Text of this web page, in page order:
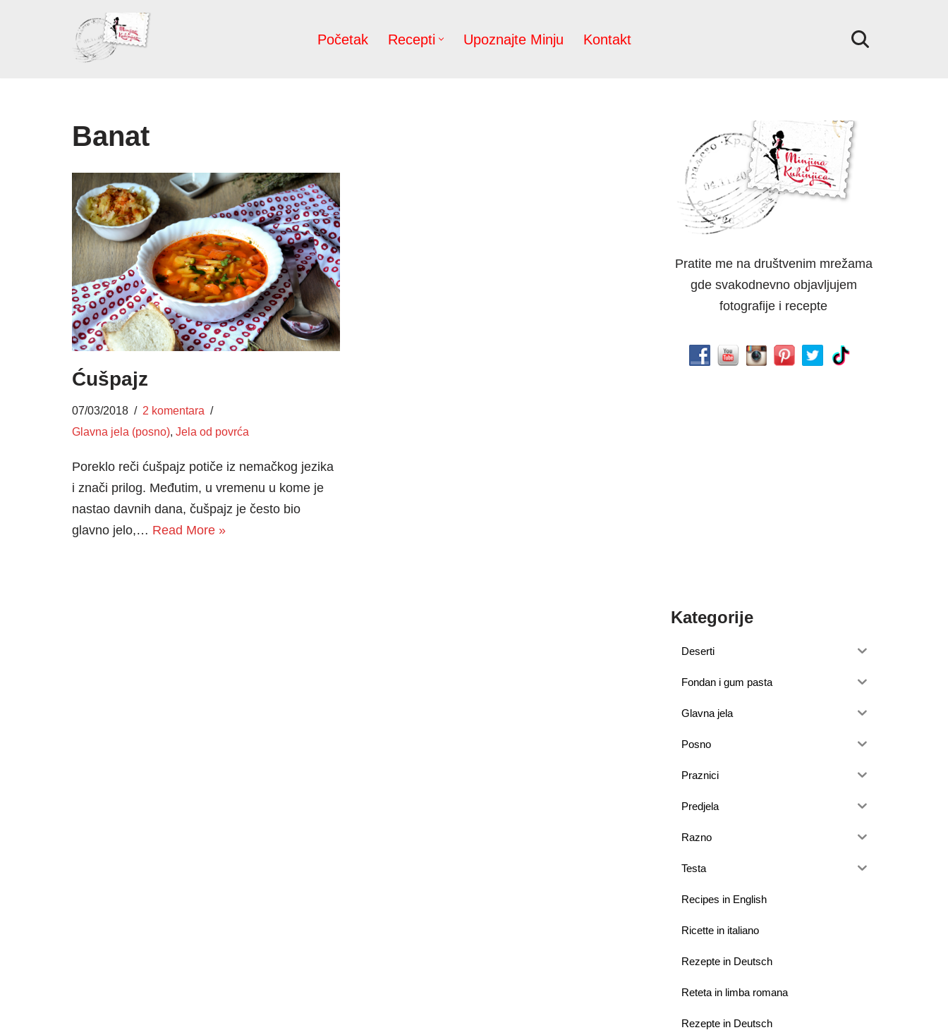
Početak Recepti Upoznajte Minju Kontakt
Banat
Ćušpajz
07/03/2018
2 komentara
Glavna jela (posno), Jela od povrća
Poreklo reči ćušpajz potiče iz nemačkog jezika
i znači prilog. Međutim, u vremenu u kome je
nastao davnih dana, čušpajz je često bio
glavno jelo,… Read More »
Pratite me na društvenim mrežama
gde svakodnevno objavljujem
fotografije i recepte
Kategorije
Deserti
Fondan i gum pasta
Glavna jela
Posno
Praznici
Predjela
Razno
Testa
Recipes in English
Ricette in italiano
Rezepte in Deutsch
Reteta in limba romana
Rezepte in Deutsch